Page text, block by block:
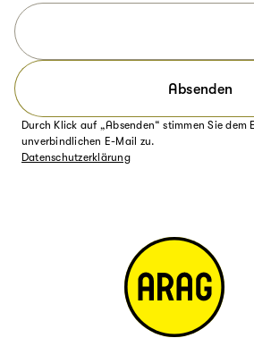
Absenden
Durch Klick auf „Absenden“ stimmen Sie dem
unverbindlichen E-Mail zu.
Datenschutzerklärung